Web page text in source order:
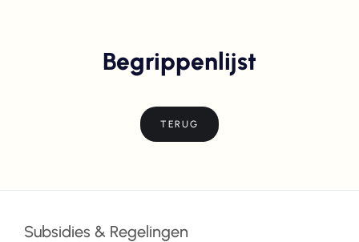
Begrippenlijst
TERUG
Subsidies & Regelingen